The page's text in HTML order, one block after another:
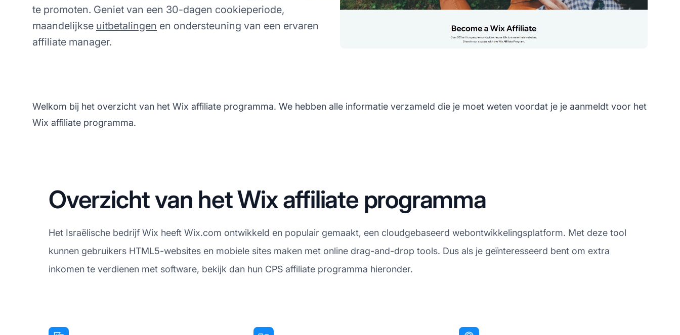
te promoten. Geniet van een 30-dagen cookieperiode,
maandelijkse uitbetalingen en ondersteuning van een ervaren
affiliate manager.
Welkom bij het overzicht van het Wix affiliate programma. We hebben alle informatie verzameld die je moet weten voordat je je aanmeldt voor het
Wix affiliate programma.
Overzicht van het Wix affiliate programma
Het Israëlische bedrijf Wix heeft Wix.com ontwikkeld en populair gemaakt, een cloudgebaseerd webontwikkelingsplatform. Met deze tool
kunnen gebruikers HTML5-websites en mobiele sites maken met online drag-and-drop tools. Dus als je geïnteresseerd bent om extra
inkomen te verdienen met software, bekijk dan hun CPS affiliate programma hieronder.